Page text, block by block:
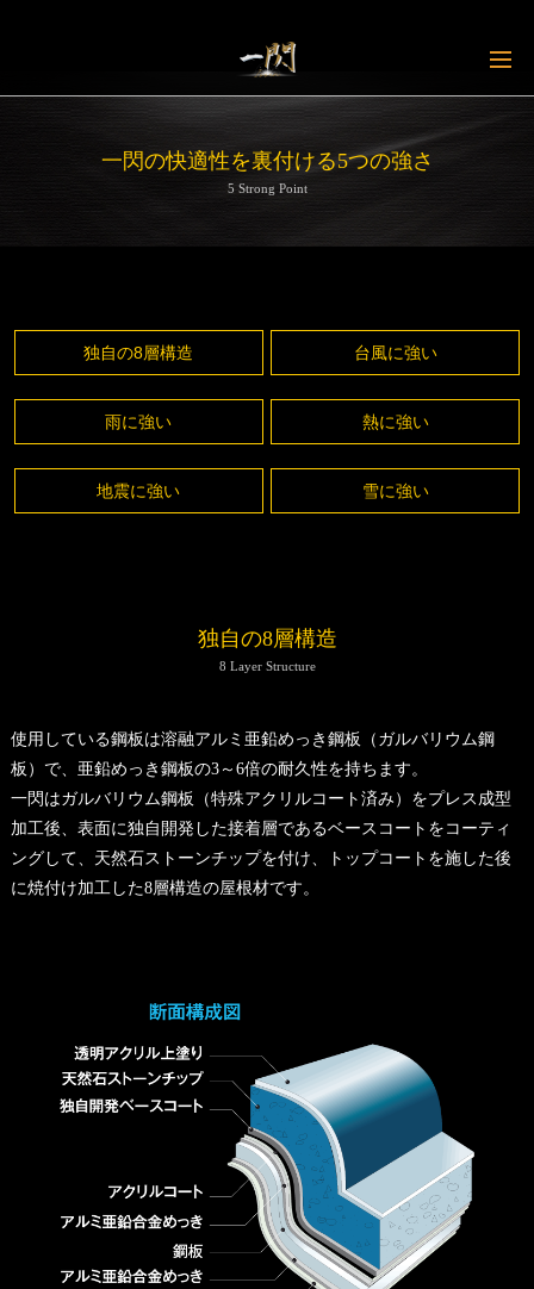
一閃の快適性を裏付ける5つの強さ
5 Strong Point
独自の8層構造 台風に強い
雨に強い 熱に強い
地震に強い 雪に強い
独自の8層構造
8 Layer Structure
使用している鋼板は溶融アルミ亜鉛めっき鋼板（ガルバリウム鋼
板）で、亜鉛めっき鋼板の3～6倍の耐久性を持ちます。
一閃はガルバリウム鋼板（特殊アクリルコート済み）をプレス成型
加工後、表面に独自開発した接着層であるベースコートをコーティ
ングして、天然石ストーンチップを付け、トップコートを施した後
に焼付け加工した8層構造の屋根材です。